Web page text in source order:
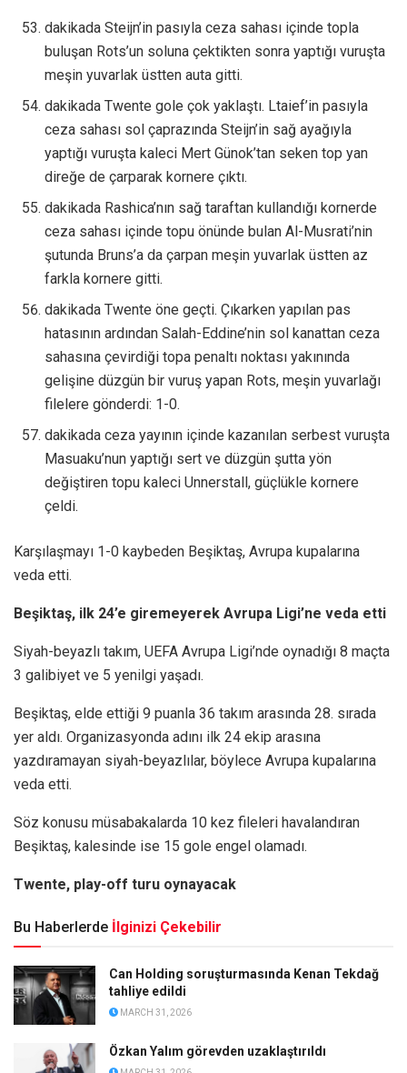
dakikada Steijn’in pasıyla ceza sahası içinde topla
buluşan Rots’un soluna çektikten sonra yaptığı vuruşta
meşin yuvarlak üstten auta gitti.
dakikada Twente gole çok yaklaştı. Ltaief’in pasıyla
ceza sahası sol çaprazında Steijn’in sağ ayağıyla
yaptığı vuruşta kaleci Mert Günok’tan seken top yan
direğe de çarparak kornere çıktı.
dakikada Rashica’nın sağ taraftan kullandığı kornerde
ceza sahası içinde topu önünde bulan Al-Musrati’nin
şutunda Bruns’a da çarpan meşin yuvarlak üstten az
farkla kornere gitti.
dakikada Twente öne geçti. Çıkarken yapılan pas
hatasının ardından Salah-Eddine’nin sol kanattan ceza
sahasına çevirdiği topa penaltı noktası yakınında
gelişine düzgün bir vuruş yapan Rots, meşin yuvarlağı
filelere gönderdi: 1-0.
dakikada ceza yayının içinde kazanılan serbest vuruşta
Masuaku’nun yaptığı sert ve düzgün şutta yön
değiştiren topu kaleci Unnerstall, güçlükle kornere
çeldi.
Karşılaşmayı 1-0 kaybeden Beşiktaş, Avrupa kupalarına
veda etti.
Beşiktaş, ilk 24’e giremeyerek Avrupa Ligi’ne veda etti
Siyah-beyazlı takım, UEFA Avrupa Ligi’nde oynadığı 8 maçta
3 galibiyet ve 5 yenilgi yaşadı.
Beşiktaş, elde ettiği 9 puanla 36 takım arasında 28. sırada
yer aldı. Organizasyonda adını ilk 24 ekip arasına
yazdıramayan siyah-beyazlılar, böylece Avrupa kupalarına
veda etti.
Söz konusu müsabakalarda 10 kez fileleri havalandıran
Beşiktaş, kalesinde ise 15 gole engel olamadı.
Twente, play-off turu oynayacak
Bu Haberlerde İlginizi Çekebilir
Can Holding soruşturmasında Kenan Tekdağ
tahliye edildi
MARCH 31, 2026
Özkan Yalım görevden uzaklaştırıldı